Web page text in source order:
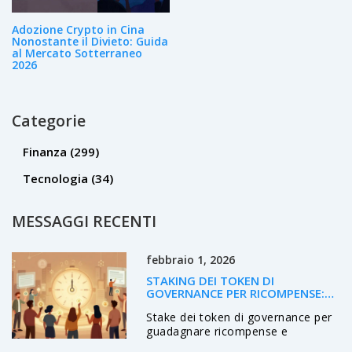
Adozione Crypto in Cina
Nonostante il Divieto: Guida
al Mercato Sotterraneo
2026
Categorie
Finanza (299)
Tecnologia (34)
MESSAGGI RECENTI
febbraio 1, 2026
STAKING DEI TOKEN DI
GOVERNANCE PER RICOMPENSE:
Stake dei token di governance per
guadagnare ricompense e